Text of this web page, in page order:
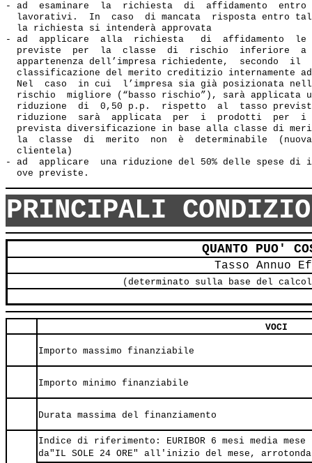
- ad  esaminare  la  richiesta  di  affidamento
lavorativi.  In  caso  di mancata  risposta entro
  la richiesta si intenderà approvata
- ad  applicare  alla  richiesta   di  affidamento  le
previste  per  la  classe  di  rischio  inferiore
appartenenza dell’impresa richiedente,  secondo  il
classificazione del merito creditizio internamente
Nel  caso  in cui  l’impresa sia già posizionata
rischio  migliore (“basso rischio”), sarà applicata
riduzione  di  0,50 p.p.  rispetto  al  tasso
riduzione  sarà  applicata  per  i  prodotti  per
prevista diversificazione in base alla classe di
la  classe  di  merito  non  è  determinabile
  clientela)
- ad  applicare  una riduzione del 50% delle spese
PRINCIPALI
QUANTO PUO'
Tasso Annuo
(determinato sulla base del
VOCI
Importo massimo finanziabile
Importo minimo finanziabile
Durata massima del finanziamento
Indice di riferimento: EURIBOR 6 mesi media
da"IL SOLE 24 ORE" all'inizio del mese,